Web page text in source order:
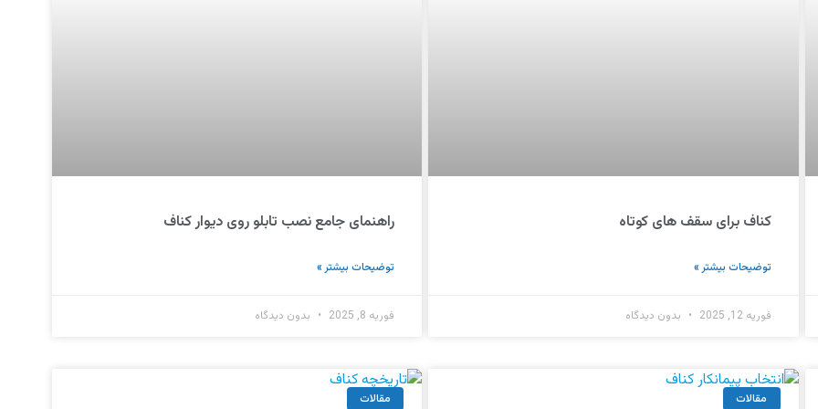
کناف برای سقف های کوتاه
توضیحات بیشتر »
فوریه 12, 2025 بدون دیدگاه
راهنمای جامع نصب تابلو روی دیوار کناف
توضیحات بیشتر »
فوریه 8, 2025 بدون دیدگاه
مقالات مقالات